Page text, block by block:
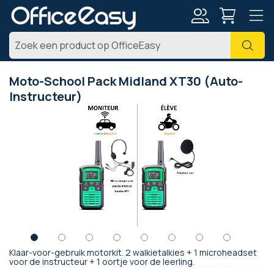
Zoek
Moto-School Pack Midland XT30 (Auto-
Instructeur)
Klaar-voor-gebruik motorkit. 2 walkietalkies + 1 microheadset
voor de instructeur + 1 oortje voor de leerling.
Ga